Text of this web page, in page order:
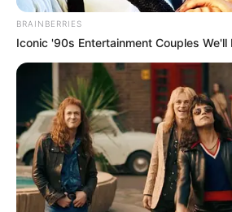
BRAINBERRIES
Iconic '90s Entertainment Couples We'll